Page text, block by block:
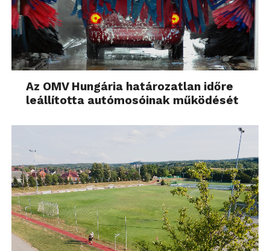
Az OMV Hungária határozatlan időre
leállította autómosóinak működését